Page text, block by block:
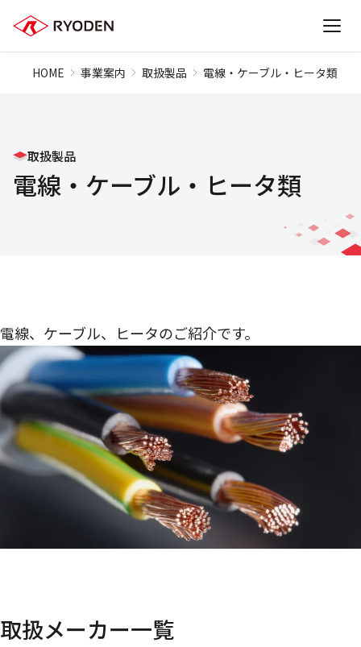
HOME 事業案内 取扱製品 電線・ケーブル・ヒータ類
取扱製品
電線・ケーブル・ヒータ類
電線、ケーブル、ヒータのご紹介です。
取扱メーカー一覧